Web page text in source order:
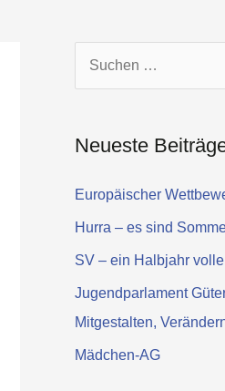
e
:
Neueste
Europäischer
Hurra – es sind
SV – ein Halbjahr
Jugendparlament
Mitgestalten,
Mädchen-AG